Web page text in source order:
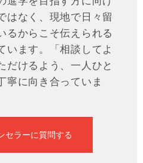
はなく、現地で日々留
るからこそ伝えられる
います。「相談してよ
だけるよう、一人ひと
寧に向き合っていま
セラーに質問する